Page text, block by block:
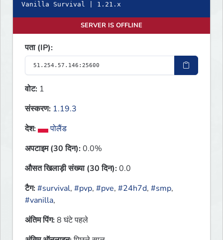
Vanilla Survival | 1.21.x
SERVER IS OFFLINE
पता (IP):
वोट: 1
संस्करण: 1.19.3
देश:
पोलैंड
अपटाइम (30 दिन):0.0%
औसत खिलाड़ी संख्या (30 दिन):0.0
टैग:#survival, #pvp, #pve, #24h7d, #smp,
#vanilla,
अंतिम पिंग:8 घंटे पहले